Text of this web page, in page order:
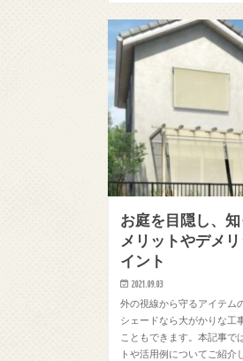
お庭を目隠し、
メリットやデメ
イント
2021.09.03
外の視線から守るアイテム
シェードなら大がかりな工
こともできます。本記事で
トや活用例についてご紹介